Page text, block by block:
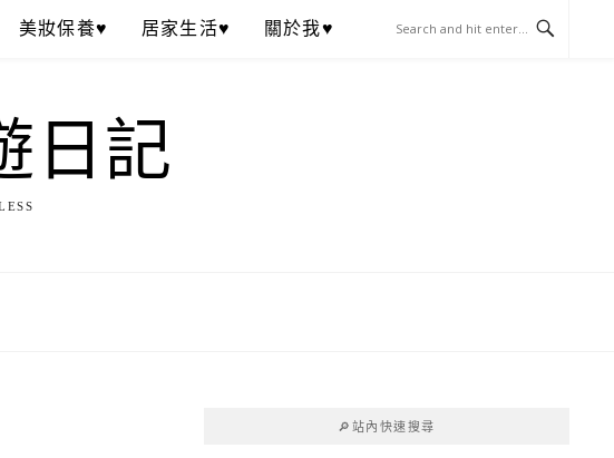
美妝保養♥ 居家生活♥ 關於我♥
日記
🔎站內快速搜尋